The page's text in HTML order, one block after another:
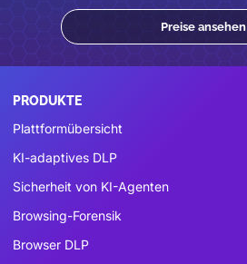
Preise ansehen
PRODUKTE
Plattformübersicht
KI-adaptives DLP
Sicherheit von KI-Agenten
Browsing-Forensik
Browser DLP